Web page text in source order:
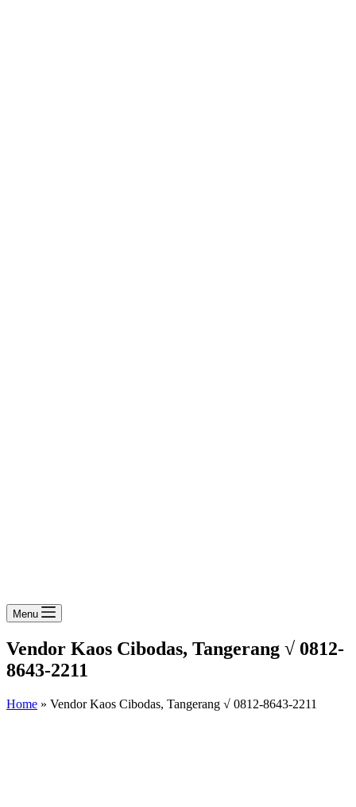
Menu
Vendor Kaos Cibodas, Tangerang √ 0812-
8643-2211
Home » Vendor Kaos Cibodas, Tangerang √ 0812-8643-2211